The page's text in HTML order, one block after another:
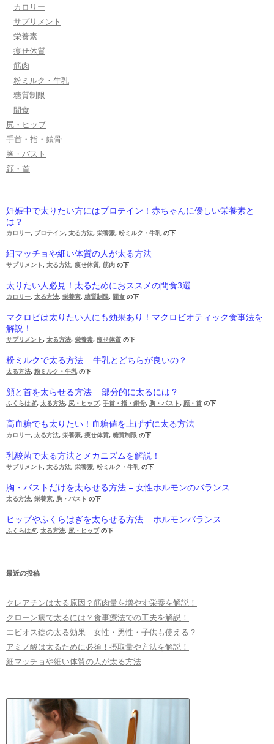
カロリー
サプリメント
栄養素
痩せ体質
筋肉
粉ミルク・牛乳
糖質制限
間食
尻・ヒップ
手首・指・鎖骨
胸・バスト
顔・首
妊娠中で太りたい方にはプロテイン！赤ちゃんに優しい栄養素と
は？
カロリー, プロテイン, 太る方法, 栄養素, 粉ミルク・牛乳 の下
細マッチョや細い体質の人が太る方法
サプリメント, 太る方法, 痩せ体質, 筋肉 の下
太りたい人必見！太るためにおススメの間食3選
カロリー, 太る方法, 栄養素, 糖質制限, 間食 の下
マクロビは太りたい人にも効果あり！マクロビオティック食事法を
解説！
サプリメント, 太る方法, 栄養素, 痩せ体質 の下
粉ミルクで太る方法 – 牛乳とどちらが良いの？
太る方法, 粉ミルク・牛乳 の下
顔と首を太らせる方法 – 部分的に太るには？
ふくらはぎ, 太る方法, 尻・ヒップ, 手首・指・鎖骨, 胸・バスト, 顔・首 の下
高血糖でも太りたい！血糖値を上げずに太る方法
カロリー, 太る方法, 栄養素, 痩せ体質, 糖質制限 の下
乳酸菌で太る方法とメカニズムを解説！
サプリメント, 太る方法, 栄養素, 粉ミルク・牛乳 の下
胸・バストだけを太らせる方法 – 女性ホルモンのバランス
太る方法, 栄養素, 胸・バスト の下
ヒップやふくらはぎを太らせる方法 – ホルモンバランス
ふくらはぎ, 太る方法, 尻・ヒップの下
最近の投稿
クレアチンは太る原因？筋肉量を増やす栄養を解説！
クローン病で太るには？食事療法での工夫を解説！
エビオス錠の太る効果 – 女性・男性・子供も使える？
アミノ酸は太るために必須！摂取量や方法を解説！
細マッチョや細い体質の人が太る方法